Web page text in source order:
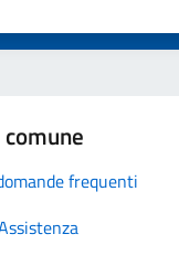
frequenti